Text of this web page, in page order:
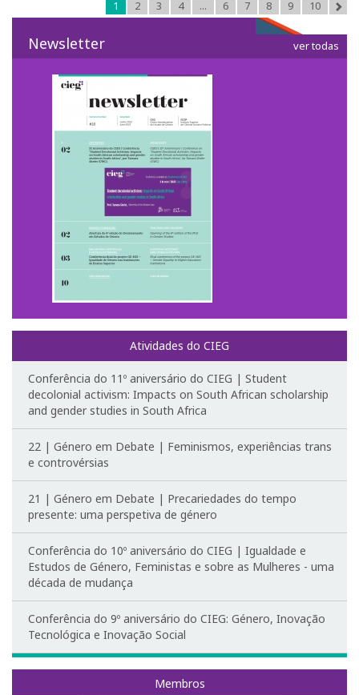
Fotografias e video
Apresentações
2º Congresso Internacional
Mensagem de Boas-Vindas
Programa
Website do Congresso
Mensagem de agradecimento
Fotografias e videos
3º Congresso Internacional
Call for papers
Website do III Congresso
Fotografias e videos
Notícias
Ligações úteis
Redes Sociais
EDGE Lab
1 2 3 4 ... 6 7 8 9 10
Newsletter ver todas
Atividades do CIEG
Conferência do 11º aniversário do CIEG | Student
decolonial activism: Impacts on South African scholarship
and gender studies in South Africa
22 | Género em Debate | Feminismos, experiências trans
e controvérsias
21 | Género em Debate | Precariedades do tempo
presente: uma perspetiva de género
Conferência do 10º aniversário do CIEG | Igualdade e
Estudos de Género, Feministas e sobre as Mulheres - uma
década de mudança
Conferência do 9º aniversário do CIEG: Género, Inovação
Tecnológica e Inovação Social
Membros